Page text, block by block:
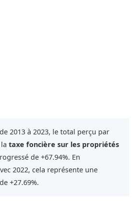
2013 à 2023, le total perçu par
taxe foncière sur les propriétés
de +67.94%. En
2022, cela représente une
+27.69%.